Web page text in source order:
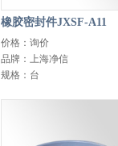
橡胶密封件JXSF-A11
价格：询价
品牌：上海净信
规格：台